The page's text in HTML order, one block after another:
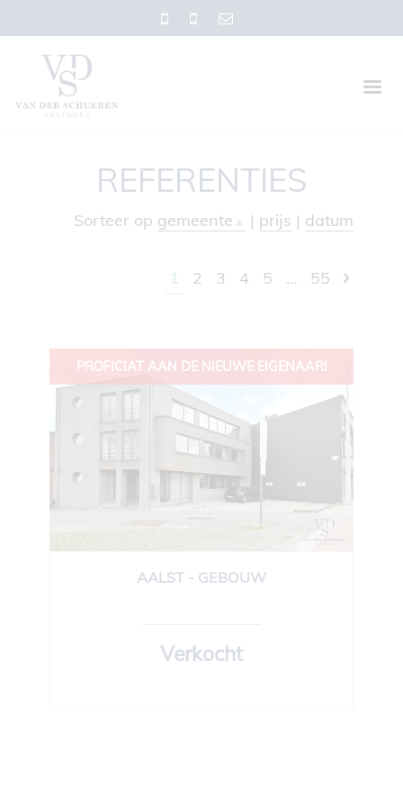
REFERENTIES
Sorteer op gemeente ▲ | prijs | datum
1 2 3 4 5 … 55
PROFICIAT AAN DE NIEUWE EIGENAAR!
AALST - GEBOUW
Verkocht